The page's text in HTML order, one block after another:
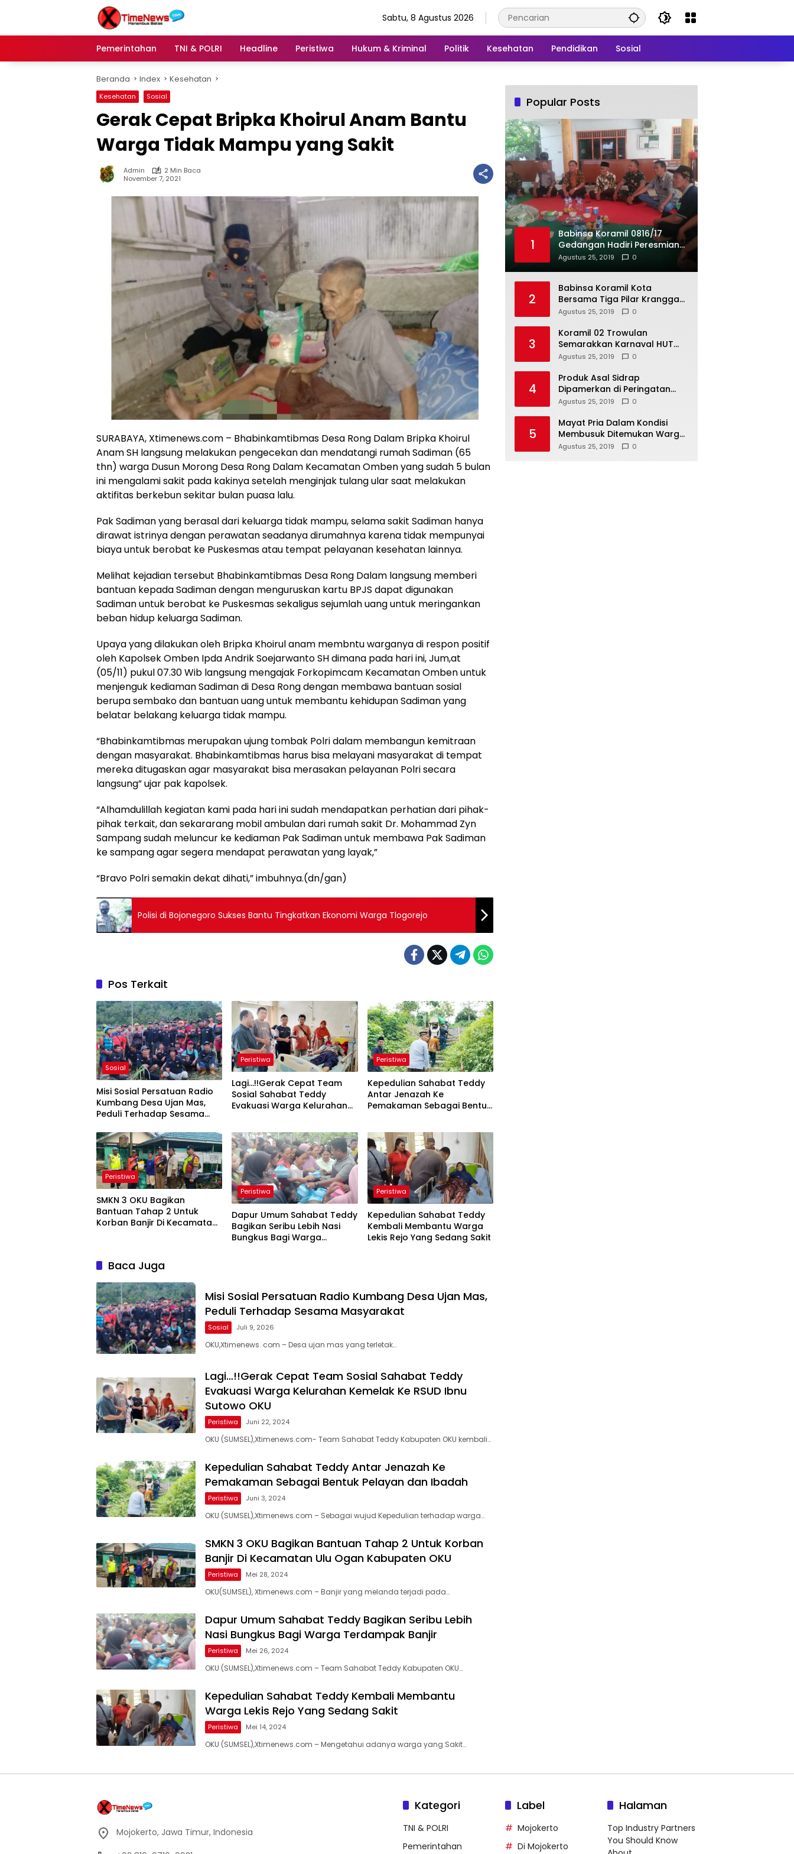
Sabtu, 8 Agustus 2026
Pemerintahan TNI & POLRI Headline Peristiwa Hukum & Kriminal Politik Kesehatan Pendidikan Sosial
Beranda Index Kesehatan
Kesehatan Sosial
Gerak Cepat Bripka Khoirul Anam Bantu
Warga Tidak Mampu yang Sakit
Admin
2 Min Baca
November 7, 2021
SURABAYA, Xtimenews.com – Bhabinkamtibmas Desa Rong Dalam Bripka Khoirul
Anam SH langsung melakukan pengecekan dan mendatangi rumah Sadiman (65
thn) warga Dusun Morong Desa Rong Dalam Kecamatan Omben yang sudah 5 bulan
ini mengalami sakit pada kakinya setelah menginjak tulang ular saat melakukan
aktifitas berkebun sekitar bulan puasa lalu.
Pak Sadiman yang berasal dari keluarga tidak mampu, selama sakit Sadiman hanya
dirawat istrinya dengan perawatan seadanya dirumahnya karena tidak mempunyai
biaya untuk berobat ke Puskesmas atau tempat pelayanan kesehatan lainnya.
Melihat kejadian tersebut Bhabinkamtibmas Desa Rong Dalam langsung memberi
bantuan kepada Sadiman dengan menguruskan kartu BPJS dapat digunakan
Sadiman untuk berobat ke Puskesmas sekaligus sejumlah uang untuk meringankan
beban hidup keluarga Sadiman.
Upaya yang dilakukan oleh Bripka Khoirul anam membntu warganya di respon positif
oleh Kapolsek Omben Ipda Andrik Soejarwanto SH dimana pada hari ini, Jum,at
(05/11) pukul 07.30 Wib langsung mengajak Forkopimcam Kecamatan Omben untuk
menjenguk kediaman Sadiman di Desa Rong dengan membawa bantuan sosial
berupa sembako dan bantuan uang untuk membantu kehidupan Sadiman yang
belatar belakang keluarga tidak mampu.
“Bhabinkamtibmas merupakan ujung tombak Polri dalam membangun kemitraan
dengan masyarakat. Bhabinkamtibmas harus bisa melayani masyarakat di tempat
mereka ditugaskan agar masyarakat bisa merasakan pelayanan Polri secara
langsung” ujar pak kapolsek.
“Alhamdulillah kegiatan kami pada hari ini sudah mendapatkan perhatian dari pihak-
pihak terkait, dan sekararang mobil ambulan dari rumah sakit Dr. Mohammad Zyn
Sampang sudah meluncur ke kediaman Pak Sadiman untuk membawa Pak Sadiman
ke sampang agar segera mendapat perawatan yang layak,”
“Bravo Polri semakin dekat dihati,” imbuhnya.(dn/gan)
Polisi di Bojonegoro Sukses Bantu Tingkatkan Ekonomi Warga Tlogorejo
Pos Terkait
Sosial
Misi Sosial Persatuan Radio
Kumbang Desa Ujan Mas,
Peduli Terhadap Sesama
Peristiwa
Lagi…!!Gerak Cepat Team
Sosial Sahabat Teddy
Evakuasi Warga Kelurahan
Peristiwa
Kepedulian Sahabat Teddy
Antar Jenazah Ke
Pemakaman Sebagai Bentuk
Peristiwa
SMKN 3 OKU Bagikan
Bantuan Tahap 2 Untuk
Korban Banjir Di Kecamatan
Peristiwa
Dapur Umum Sahabat Teddy
Bagikan Seribu Lebih Nasi
Bungkus Bagi Warga
Peristiwa
Kepedulian Sahabat Teddy
Kembali Membantu Warga
Lekis Rejo Yang Sedang Sakit
Baca Juga
Misi Sosial Persatuan Radio Kumbang Desa Ujan Mas,
Peduli Terhadap Sesama Masyarakat
Sosial Juli 9, 2026
OKU,Xtimenews. com – Desa ujan mas yang terletak…
Lagi…!!Gerak Cepat Team Sosial Sahabat Teddy
Evakuasi Warga Kelurahan Kemelak Ke RSUD Ibnu
Sutowo OKU
Peristiwa Juni 22, 2024
OKU (SUMSEL),Xtimenews.com- Team Sahabat Teddy Kabupaten OKU kembali…
Kepedulian Sahabat Teddy Antar Jenazah Ke
Pemakaman Sebagai Bentuk Pelayan dan Ibadah
Peristiwa Juni 3, 2024
OKU (SUMSEL),Xtimenews.com – Sebagai wujud Kepedulian terhadap warga…
SMKN 3 OKU Bagikan Bantuan Tahap 2 Untuk Korban
Banjir Di Kecamatan Ulu Ogan Kabupaten OKU
Peristiwa Mei 28, 2024
OKU(SUMSEL), Xtimenews.com – Banjir yang melanda terjadi pada…
Dapur Umum Sahabat Teddy Bagikan Seribu Lebih
Nasi Bungkus Bagi Warga Terdampak Banjir
Peristiwa Mei 26, 2024
OKU (SUMSEL),Xtimenews.com – Team Sahabat Teddy Kabupaten OKU…
Kepedulian Sahabat Teddy Kembali Membantu
Warga Lekis Rejo Yang Sedang Sakit
Peristiwa Mei 14, 2024
OKU (SUMSEL),Xtimenews.com – Mengetahui adanya warga yang Sakit…
Popular Posts
1
Babinsa Koramil 0816/17
Gedangan Hadiri Peresmian
BUMDes Gedangan
Agustus 25, 2019 0
2
Babinsa Koramil Kota
Bersama Tiga Pilar Kranggan
Gelar Rakor
Agustus 25, 2019 0
3
Koramil 02 Trowulan
Semarakkan Karnaval HUT
Ke-74 Kemerdekaan RI
Agustus 25, 2019 0
4
Produk Asal Sidrap
Dipamerkan di Peringatan
Hari Koperasi Tingkat Provinsi
Agustus 25, 2019 0
5
Mayat Pria Dalam Kondisi
Membusuk Ditemukan Warga
di Area Persawahan Sidoarjo
Agustus 25, 2019 0
Mojokerto, Jawa Timur, Indonesia
Kategori
TNI & POLRI
Pemerintahan
Label
Mojokerto
Di Mojokerto
Halaman
Top Industry Partners
You Should Know